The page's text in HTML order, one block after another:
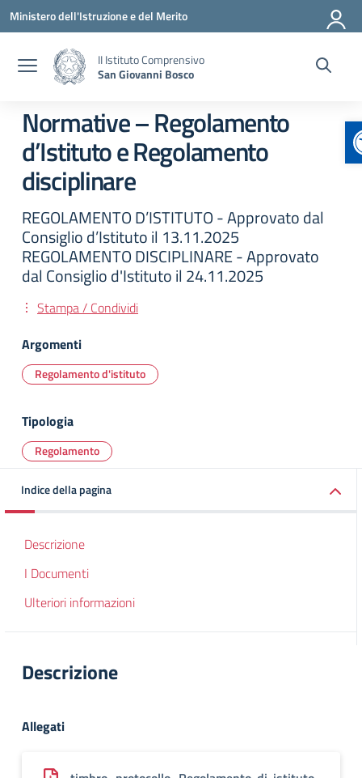
Vai ai contenuti
Vai al menu di navigazione
Vai al footer
Ministero dell'Istruzione e del Merito
II Istituto Comprensivo
San Giovanni Bosco
Normative – Regolamento
d’Istituto e Regolamento
disciplinare
REGOLAMENTO D’ISTITUTO - Approvato dal
Consiglio d’Istituto il 13.11.2025
REGOLAMENTO DISCIPLINARE - Approvato
dal Consiglio d'Istituto il 24.11.2025
Stampa / Condividi
Argomenti
Regolamento d'istituto
Tipologia
Regolamento
Indice della pagina
Descrizione
I Documenti
Ulteriori informazioni
Descrizione
Allegati